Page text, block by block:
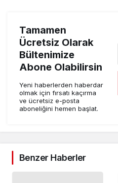
Tamamen
Ücretsiz Olarak
Bültenimize
Abone Olabilirsin
Yeni haberlerden haberdar
olmak için fırsatı kaçırma
ve ücretsiz e-posta
aboneliğini hemen başlat.
Benzer Haberler